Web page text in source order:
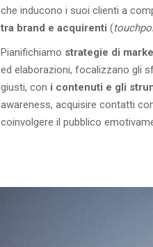
che inducono i suoi clienti a
tra brand e acquirenti (
Pianifichiamo strategie di
ed elaborazioni, focalizzano gli
giusti, con i contenuti e gli
awareness, acquisire contatti
coinvolgere il pubblico